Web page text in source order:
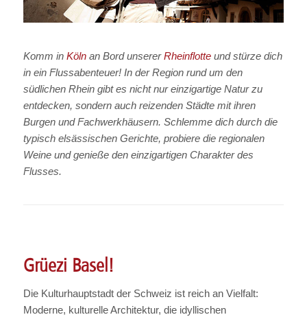
Komm in Kölnan Bord unsererRheinflotteund stürze dich
in ein Flussabenteuer! In der Region rund um den
südlichen Rhein gibt es nicht nur einzigartige Natur zu
entdecken, sondern auch reizenden Städte mit ihren
Burgen und Fachwerkhäusern. Schlemme dich durch die
typisch elsässischen Gerichte, probiere die regionalen
Weine und genieße den einzigartigen Charakter des
Flusses.
Grüezi Basel!
Die Kulturhauptstadt der Schweiz ist reich an Vielfalt:
Moderne, kulturelle Architektur, die idyllischen